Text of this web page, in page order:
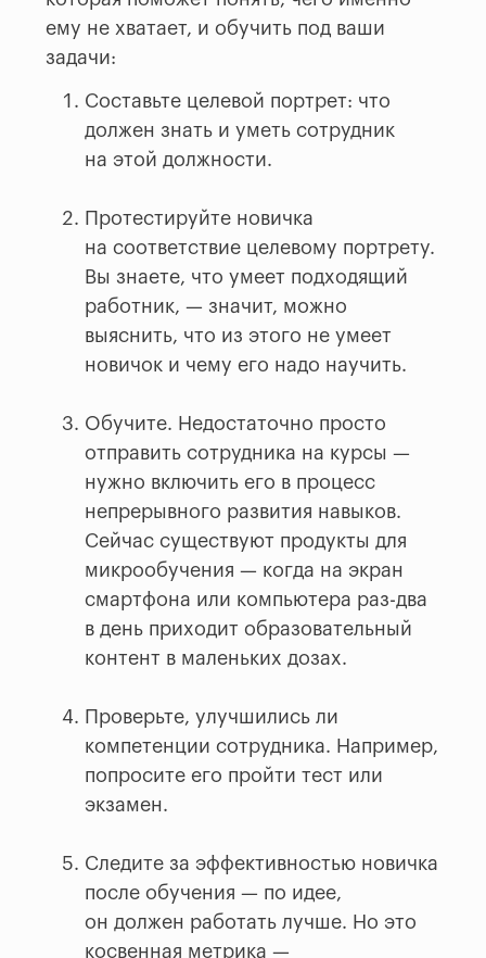
ему не хватает, и обучить под ваши
задачи:
Составьте целевой портрет: что
должен знать и уметь сотрудник
на этой должности.
Протестируйте новичка
на соответствие целевому портрету.
Вы знаете, что умеет подходящий
работник, — значит, можно
выяснить, что из этого не умеет
новичок и чему его надо научить.
Обучите. Недостаточно просто
отправить сотрудника на курсы —
нужно включить его в процесс
непрерывного развития навыков.
Сейчас существуют продукты для
микрообучения — когда на экран
смартфона или компьютера раз-два
в день приходит образовательный
контент в маленьких дозах.
Проверьте, улучшились ли
компетенции сотрудника. Например,
попросите его пройти тест или
экзамен.
Следите за эффективностью новичка
после обучения — по идее,
он должен работать лучше. Но это
косвенная метрика —